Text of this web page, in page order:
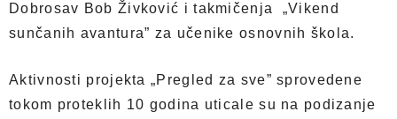
Dobrosav Bob Živković i takmičenja „Vikend
sunčanih avantura” za učenike osnovnih škola.
Aktivnosti projekta „Pregled za sve” sprovedene
tokom proteklih 10 godina uticale su na podizanje